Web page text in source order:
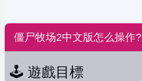
僵尸牧场2中文版怎么操作?
🕹️ 遊戲目標